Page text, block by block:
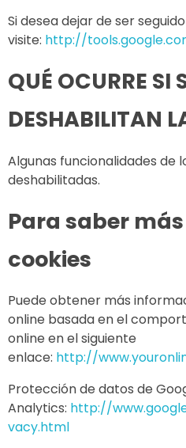
Si desea dejar de ser
visite: http://
QUÉ OCURRE SI
DESHABILITAN
Algunas funcionalidades de
deshabilitadas.
Para saber
cookies
Puede obtener más
online basada en el
online en el siguiente
enlace: http://
Protección de datos de
Analytics: http://
vacy.html